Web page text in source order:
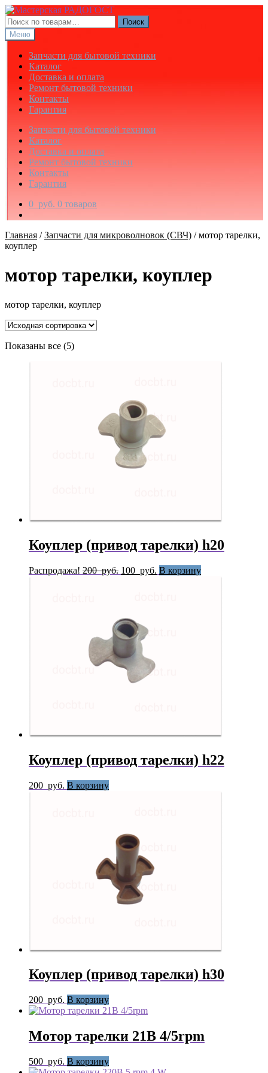
Перейти
к
навигации
Перейти
к
содержимому
Искать:
Поиск
Меню
Запчасти для бытовой техники
Каталог
Доставка и оплата
Ремонт бытовой техники
Контакты
Гарантия
Запчасти для бытовой техники
Каталог
Доставка и оплата
Ремонт бытовой техники
Контакты
Гарантия
0 руб. 0 товаров
Главная /Запчасти для микроволновок (СВЧ) /мотор тарелки,
коуплер
мотор тарелки, коуплер
мотор тарелки, коуплер
Показаны все (5)
Коуплер (привод тарелки) h20
Распродажа! 200руб. Первоначальная
100 руб. Текущая
В корзину
Коуплер (привод тарелки) h22
200 руб. В корзину
Коуплер (привод тарелки) h30
200 руб. В корзину
Мотор тарелки 21В 4/5rpm
500 руб. В корзину